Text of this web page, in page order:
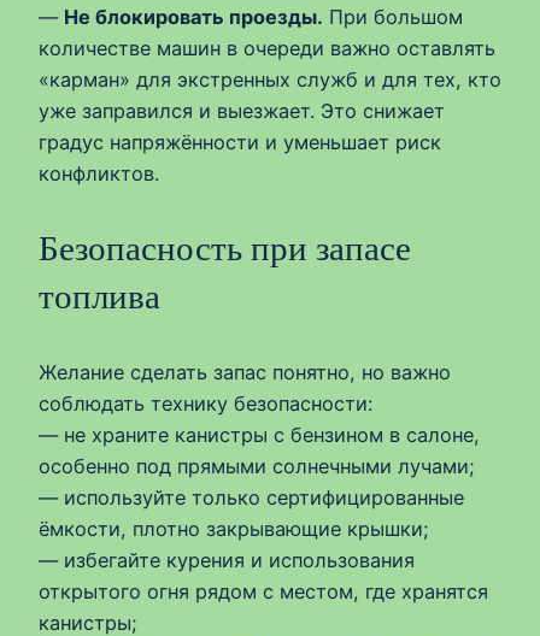
— Не блокировать проезды. При большом
количестве машин в очереди важно оставлять
«карман» для экстренных служб и для тех, кто
уже заправился и выезжает. Это снижает
градус напряжённости и уменьшает риск
конфликтов.
Безопасность при запасе
топлива
Желание сделать запас понятно, но важно
соблюдать технику безопасности:
— не храните канистры с бензином в салоне,
особенно под прямыми солнечными лучами;
— используйте только сертифицированные
ёмкости, плотно закрывающие крышки;
— избегайте курения и использования
открытого огня рядом с местом, где хранятся
канистры;